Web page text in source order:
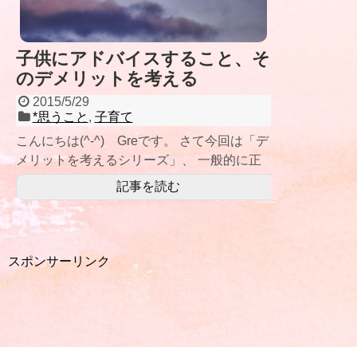
子供にアドバイスすること、そ
のデメリットを考える
2015/5/29
*思うこと , 子育て
こんにちは(^-^) Greです。 さて今回は「デ
メリットを考えるシリーズ」、 一般的に正
しいと思われていることのデメリットを考
記事を読む
スポンサーリンク